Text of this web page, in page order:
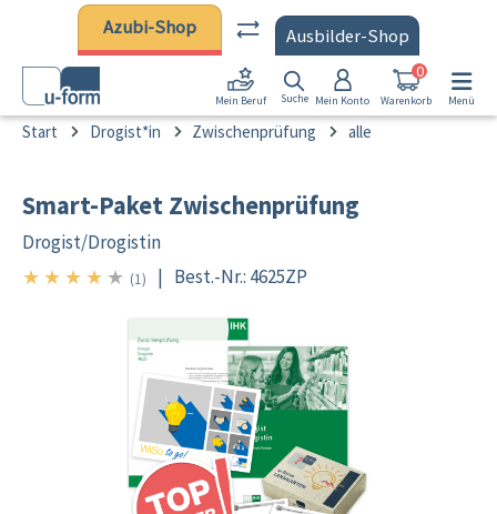
Zum Hauptinhalt springen
Azubi-Shop Ausbilder-Shop
Mein Beruf Suche Mein Konto Warenkorb
0
Menü
Start Drogist*in Zwischenprüfung alle
Smart-Paket Zwischenprüfung
Drogist/Drogistin
★ ★ ★ ★ ★ 4/5
(1) | Best.-Nr.: 4625ZP